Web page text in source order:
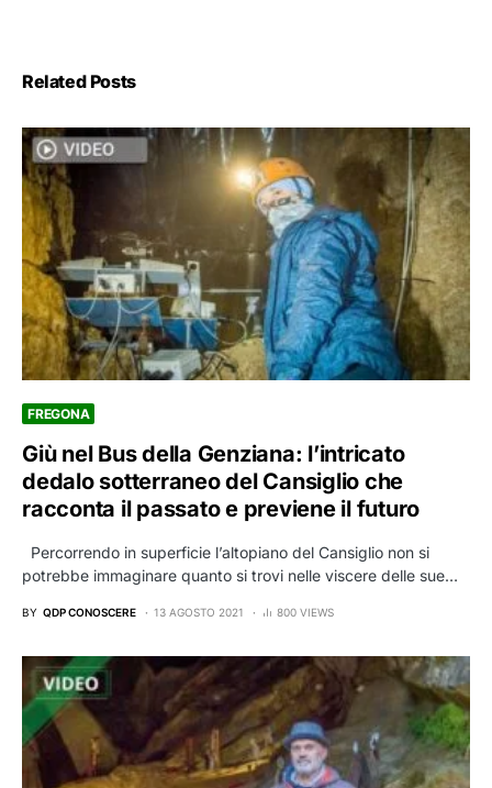
Related Posts
FREGONA
Giù nel Bus della Genziana: l’intricato
dedalo sotterraneo del Cansiglio che
racconta il passato e previene il futuro
Percorrendo in superficie l’altopiano del Cansiglio non si
potrebbe immaginare quanto si trovi nelle viscere delle sue…
BY QDP CONOSCERE 13 AGOSTO 2021 800 VIEWS